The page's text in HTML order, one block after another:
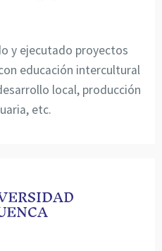
y ejecutado proyectos
educación intercultural
local, producción
etc.